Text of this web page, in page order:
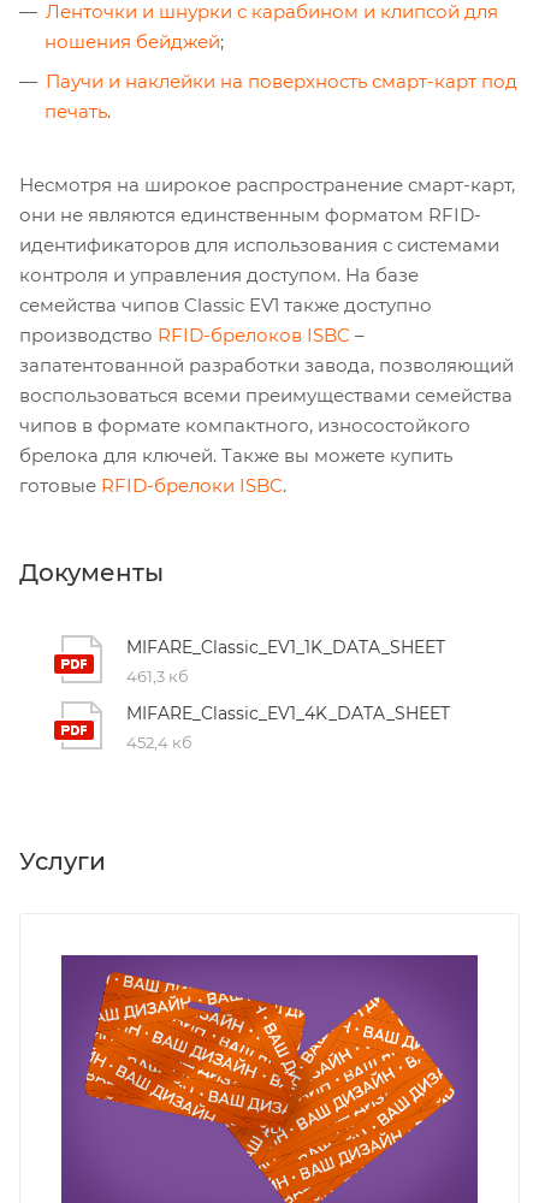
Ленточки и шнурки с карабином и клипсой для
ношения бейджей;
Паучи и наклейки на поверхность смарт-карт под
печать.
Несмотря на широкое распространение смарт-карт,
они не являются единственным форматом RFID-
идентификаторов для использования с системами
контроля и управления доступом. На базе
семейства чипов Classic EV1 также доступно
производство RFID-брелоков ISBC –
запатентованной разработки завода, позволяющий
воспользоваться всеми преимуществами семейства
чипов в формате компактного, износостойкого
брелока для ключей. Также вы можете купить
готовые RFID-брелоки ISBC.
Документы
MIFARE_Classic_EV1_1K_DATA_SHEET
461,3 кб
MIFARE_Classic_EV1_4K_DATA_SHEET
452,4 кб
Услуги